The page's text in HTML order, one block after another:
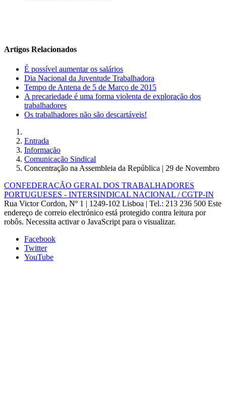
Artigos Relacionados
É possível aumentar os salários
Dia Nacional da Juventude Trabalhadora
Tempo de Antena de 5 de Março de 2015
A precariedade é uma forma violenta de exploração dos
trabalhadores
Os trabalhadores não são descartáveis!
Entrada
Informação
Comunicação Sindical
Concentração na Assembleia da República | 29 de Novembro
CONFEDERAÇÃO GERAL DOS TRABALHADORES
PORTUGUESES - INTERSINDICAL NACIONAL / CGTP-IN
Rua Victor Cordon, Nº 1 | 1249-102 Lisboa | Tel.: 213 236 500 Este
endereço de correio electrónico está protegido contra leitura por
robôs. Necessita activar o JavaScript para o visualizar.
Facebook
Twitter
YouTube